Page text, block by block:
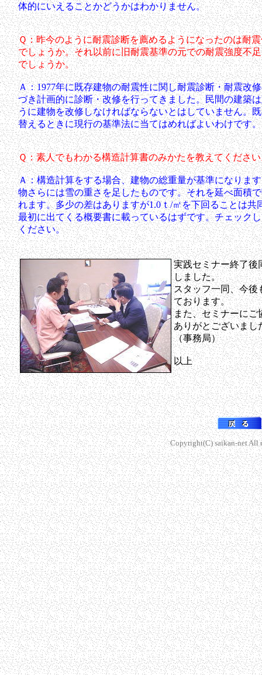
体的にいえることかどうかはわかりません。
Ｑ：昨今のように耐震診断を薦めるようになったのは耐
でしょうか。それ以前に旧耐震基準の元での耐震強度不
でしょうか。
Ａ：1977年に既存建物の耐震性に関し耐震診断・耐震改
づき計画的に診断・改修を行ってきました。民間の建築
うに建物を改修しなければならないとはしていません。
替えるときに現行の基準法に当てはめればよいわけです。
Ｑ：素人でもわかる構造計算書のみかたを教えてくださ
Ａ：構造計算をする場合、建物の総重量が基準になりま
物さらには雪の重さを足したものです。それを延べ面積
れます。多少の差はありますが1.0ｔ/㎡を下回ることは
最初に出てくる概要書に載っているはずです。チェック
ください。
実践セミナー終了後
しました。
スタッフ一同、今後
ております。
また、セミナーにご
ありがとございまし
（事務局）
以上
Copyright(C) saikan-net All